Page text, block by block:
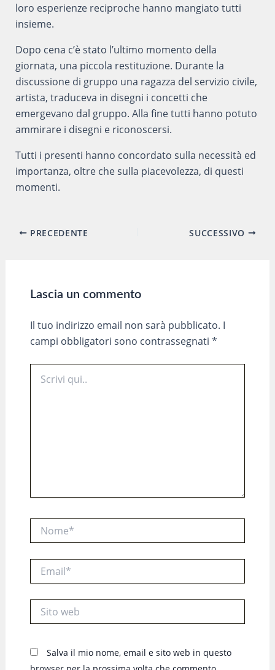
loro esperienze reciproche hanno mangiato tutti
insieme.
Dopo cena c’è stato l’ultimo momento della
giornata, una piccola restituzione. Durante la
discussione di gruppo una ragazza del servizio civile,
artista, traduceva in disegni i concetti che
emergevano dal gruppo. Alla fine tutti hanno potuto
ammirare i disegni e riconoscersi.
Tutti i presenti hanno concordato sulla necessità ed
importanza, oltre che sulla piacevolezza, di questi
momenti.
Navigazione
PRECEDENTE SUCCESSIVO
Lascia un commento
Il tuo indirizzo email non sarà pubblicato. I
campi obbligatori sono contrassegnati *
qui..
web
Salva il mio nome, email e sito web in questo